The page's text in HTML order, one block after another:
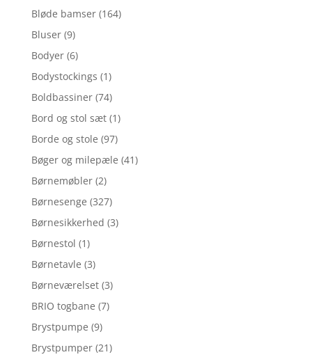
Bløde bamser (164)
Bluser (9)
Bodyer (6)
Bodystockings (1)
Boldbassiner (74)
Bord og stol sæt (1)
Borde og stole (97)
Bøger og milepæle (41)
Børnemøbler (2)
Børnesenge (327)
Børnesikkerhed (3)
Børnestol (1)
Børnetavle (3)
Børneværelset (3)
BRIO togbane (7)
Brystpumpe (9)
Brystpumper (21)